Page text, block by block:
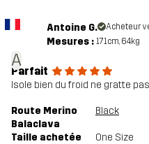
A
Antoine G. Acheteur
Mesures : 171cm, 64kg
Parfait
Isole bien du froid ne gratte
Route Merino
Balaclava
Black
Taille achetée One Size